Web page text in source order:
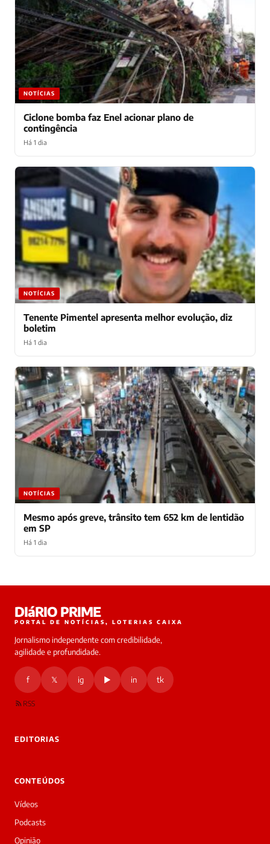
NOTÍCIAS
Ciclone bomba faz Enel acionar plano de
contingência
Há 1 dia
NOTÍCIAS
Tenente Pimentel apresenta melhor evolução, diz
boletim
Há 1 dia
NOTÍCIAS
Mesmo após greve, trânsito tem 652 km de lentidão
em SP
Há 1 dia
online
Boa
noite!
Sou
a
DIáRIO PRIME
PORTAL DE NOTÍCIAS, LOTERIAS CAIXA
Jornalismo independente com credibilidade,
agilidade e profundidade.
f 𝕏 ig ▶ in tk
RSS
EDITORIAS
CONTEÚDOS
Vídeos
Podcasts
Opinião